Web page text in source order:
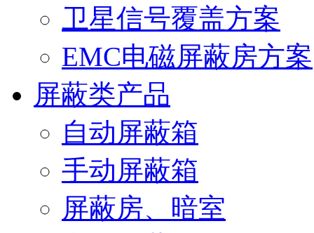
卫星信号覆盖方案
EMC电磁屏蔽房方案
屏蔽类产品
自动屏蔽箱
手动屏蔽箱
屏蔽房、暗室